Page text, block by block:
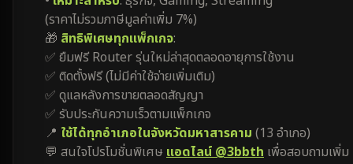
(ราคาไม่รวมภาษีมูลค่าเพิ่ม 7%)
🎁 สิทธิพิเศษทุกแพ็กเกจ:
✅ ยืมฟรี Router รุ่นใหม่ล่าสุดตลอดอายุการใช้งาน
✅ ติดตั้งฟรี (ไม่มีค่าใช้จ่ายเพิ่มเติม)
✅ ดูแลหลังการขายตลอดสัญญา
✅ รับประกันความเร็วตามแพ็กเกจ
📍 ใช้ได้ทุกอำเภอในจังหวัดมหาสารคาม (13 อำเภอ)
💬 สนใจโปรโมชั่นพิเศษ แอดไลน์ @3bbth เพื่อสอบถามเพิ่ม